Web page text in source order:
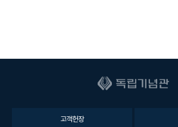
고객헌장